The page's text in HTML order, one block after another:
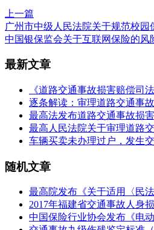
上一篇
广州市中级人民法院关于规范校园
中国银保监会关于互联网保险的风
最新文章
《道路交通事故损害赔偿司
逐条解读：审理道路交通事
最高法发布道路交通事故损
最高人民法院关于审理道路
车辆买卖未办理过户，发生
随机文章
最高院发布《关于适用〈民
2017年福建省交通事故人身
中国保险行业协会发布《电